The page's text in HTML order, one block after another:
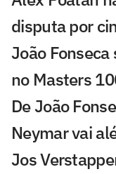
disputa por
João Fonseca
no Masters
De João
Neymar vai
Jos